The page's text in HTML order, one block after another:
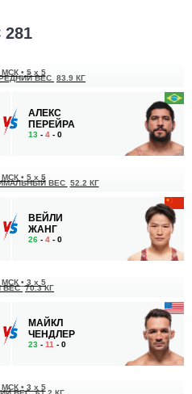
281
МСК • 5 x 5
ВЕС 83.9 КГ
АЛЕКС
ПЕРЕЙРА
13 - 4 - 0
МСК • 5 x 5
ВЕС 52.2 КГ
ВЕЙЛИ
ЖАНГ
26 - 4 - 0
МСК • 3 x 5
ВЕС 70.3 КГ
МАЙКЛ
ЧЕНДЛЕР
23 - 11 - 0
МСК • 3 x 5